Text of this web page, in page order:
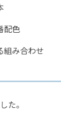
配色
組み合わせ
た。